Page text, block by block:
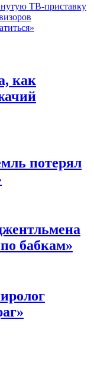
ТВ-приставку
как
потерял
бабкам»